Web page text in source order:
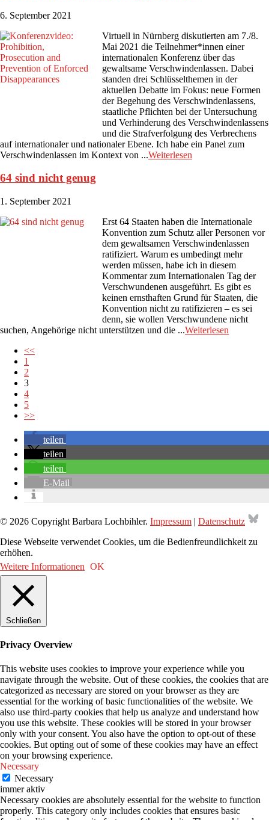
6. September 2021
Virtuell in Nürnberg diskutierten am 7./8.
Mai 2021 die Teilnehmer*innen einer
internationalen Konferenz über das
gewaltsame Verschwindenlassen. Dabei
standen drei Schlüsselthemen in der
aktuellen Debatte im Fokus: neue Formen
der Begehung des Verschwindenlassens,
staatliche Pflichten bei der Untersuchung
und Verhinderung des Verschwindenlassens
und die Strafverfolgung des Verbrechens
auf internationaler und nationaler Ebene. Ich habe ein Panel zum
Verschwindenlassen im Kontext von ...Weiterlesen
64 sind nicht genug
1. September 2021
Erst 64 Staaten haben die Internationale
Konvention zum Schutz aller Personen vor
dem gewaltsamen Verschwindenlassen
ratifiziert. Warum es umbedingt mehr
werden müssen, habe ich in diesem
Kommentar zum Internationalen Tag der
Verschwundenen ausgeführt. Es gibt es
keinen ernsthaften Grund für Staaten, die
Konvention nicht zu ratifizieren – es sei
denn, sie wollen Verschwundene nicht
suchen, Angehörige nicht unterstützen und die ...Weiterlesen
<<
1
2
3
4
5
>>
teilen
teilen
teilen
E-Mail
© 2026 Copyright Barbara Lochbihler. Impressum | Datenschutz
Diese Webseite verwendet Cookies, um die Bedienfreundlichkeit zu
erhöhen.
Weitere Informationen OK
Schließen
Privacy Overview
This website uses cookies to improve your experience while you
navigate through the website. Out of these cookies, the cookies that are
categorized as necessary are stored on your browser as they are
essential for the working of basic functionalities of the website. We
also use third-party cookies that help us analyze and understand how
you use this website. These cookies will be stored in your browser
only with your consent. You also have the option to opt-out of these
cookies. But opting out of some of these cookies may have an effect
on your browsing experience.
Necessary
Necessary
immer aktiv
Necessary cookies are absolutely essential for the website to function
properly. This category only includes cookies that ensures basic